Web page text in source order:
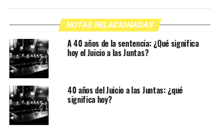
NOTAS RELACIONADAS
A 40 años de la sentencia: ¿Qué significa
hoy el Juicio a las Juntas?
40 años del Juicio a las Juntas: ¿qué
significa hoy?